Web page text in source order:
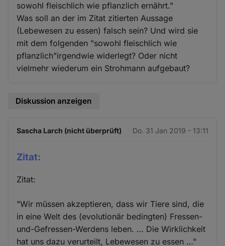
sowohl fleischlich wie pflanzlich ernährt."
Was soll an der im Zitat zitierten Aussage
(Lebewesen zu essen) falsch sein? Und wird sie
mit dem folgenden "sowohl fleischlich wie
pflanzlich"irgendwie widerlegt? Oder nicht
vielmehr wiederum ein Strohmann aufgebaut?
Diskussion anzeigen
Sascha Larch (nicht überprüft) Do. 31 Jan 2019 - 13:11
Zitat:
Zitat:
"Wir müssen akzeptieren, dass wir Tiere sind, die
in eine Welt des (evolutionär bedingten) Fressen-
und-Gefressen-Werdens leben. … Die Wirklichkeit
hat uns dazu verurteilt, Lebewesen zu essen …"